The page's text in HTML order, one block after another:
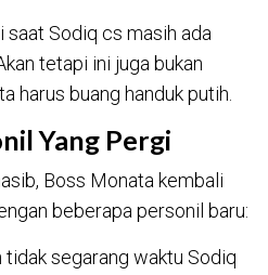
Sodiq cs masih ada
tetapi ini juga bukan
harus buang handuk putih.
Yang Pergi
Boss Monata kembali
beberapa personil baru:
segarang waktu Sodiq